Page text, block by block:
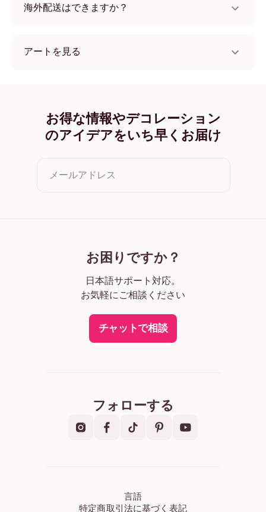
海外配送はできますか？
アートを見る
Claude Monet- The Seine at Giverny オーク
Claude Monet- The Seine at Giverny ワイド ブラック
Claude Monet- The Seine at Giverny ワイド ホワイト
お得な情報やデコレーション
のアイデアをいち早くお届け
メールアドレス
お困りですか？
日本語サポート対応。
お気軽にご相談ください
チャットで相談
フォローする
言語
特定商取引法に基づく表記